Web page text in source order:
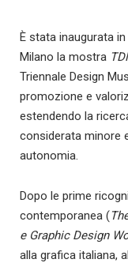
È stata inaugurata
Milano la mostra
Triennale Design
promozione e
estendendo la
considerata minore
autonomia.
Dopo le prime
contemporanea (
e Graphic Design
alla grafica italiana,